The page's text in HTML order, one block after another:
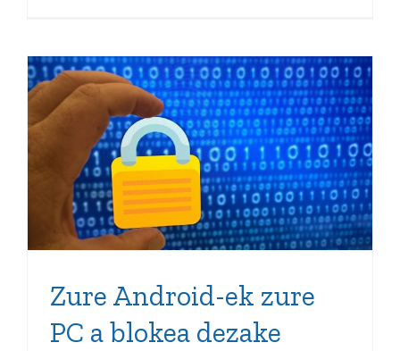
Zure Android-ek zure PC a
blokea dezake Windows
11rekin
Zure Android-ek zure
PC a blokea dezake